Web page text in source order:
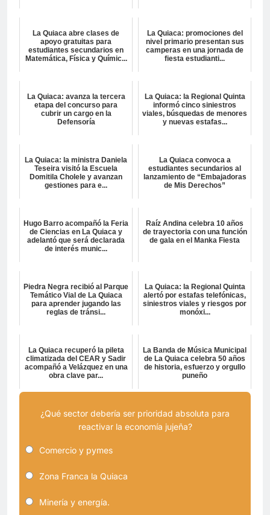
La Quiaca abre clases de
apoyo gratuitas para
estudiantes secundarios en
Matemática, Física y Químic...
La Quiaca: promociones del
nivel primario presentan sus
camperas en una jornada de
fiesta estudianti...
La Quiaca: avanza la tercera
etapa del concurso para
cubrir un cargo en la
Defensoría
La Quiaca: la Regional Quinta
informó cinco siniestros
viales, búsquedas de menores
y nuevas estafas...
La Quiaca: la ministra Daniela
Teseira visitó la Escuela
Domitila Cholele y avanzan
gestiones para e...
La Quiaca convoca a
estudiantes secundarios al
lanzamiento de “Embajadoras
de Mis Derechos”
Hugo Barro acompañó la Feria
de Ciencias en La Quiaca y
adelantó que será declarada
de interés munic...
Raíz Andina celebra 10 años
de trayectoria con una función
de gala en el Manka Fiesta
Piedra Negra recibió al Parque
Temático Vial de La Quiaca
para aprender jugando las
reglas de tránsi...
La Quiaca: la Regional Quinta
alertó por estafas telefónicas,
siniestros viales y riesgos por
monóxi...
La Quiaca recuperó la pileta
climatizada del CEAR y Sadir
acompañó a Velázquez en una
obra clave par...
La Banda de Música Municipal
de La Quiaca celebra 50 años
de historia, esfuerzo y orgullo
puneño
¿Qué sector debería ser prioridad absoluta para
reactivar la economía jujeña?
Comercio y pymes
Zona Franca la Quiaca
Minería y energía.